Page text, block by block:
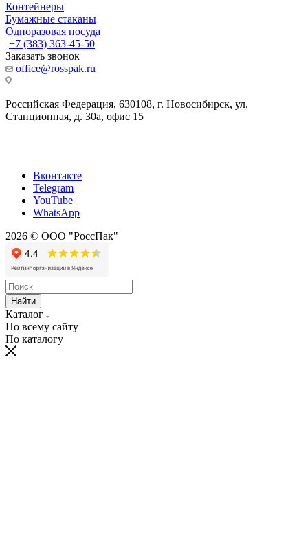
Контейнеры
Бумажные стаканы
Одноразовая посуда
+7 (383) 363-45-50
Заказать звонок
office@rosspak.ru
Российская Федерация, 630108, г. Новосибирск, ул.
Станционная, д. 30а, офис 15
Вконтакте
Telegram
YouTube
WhatsApp
2026 © ООО "РоссПак"
Найти
Каталог
По всему сайту
По каталогу